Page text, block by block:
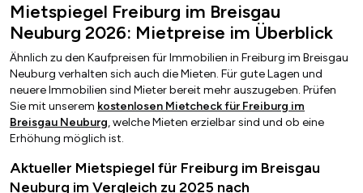
Mietspiegel Freiburg im Breisgau
Neuburg 2026: Mietpreise im Überblick
Ähnlich zu den Kaufpreisen für Immobilien in Freiburg im Breisgau
Neuburg verhalten sich auch die Mieten. Für gute Lagen und
neuere Immobilien sind Mieter bereit mehr auszugeben. Prüfen
Sie mit unserem kostenlosen Mietcheck für Freiburg im
Breisgau Neuburg, welche Mieten erzielbar sind und ob eine
Erhöhung möglich ist.
Aktueller Mietspiegel für Freiburg im Breisgau
Neuburg im Vergleich zu 2025 nach